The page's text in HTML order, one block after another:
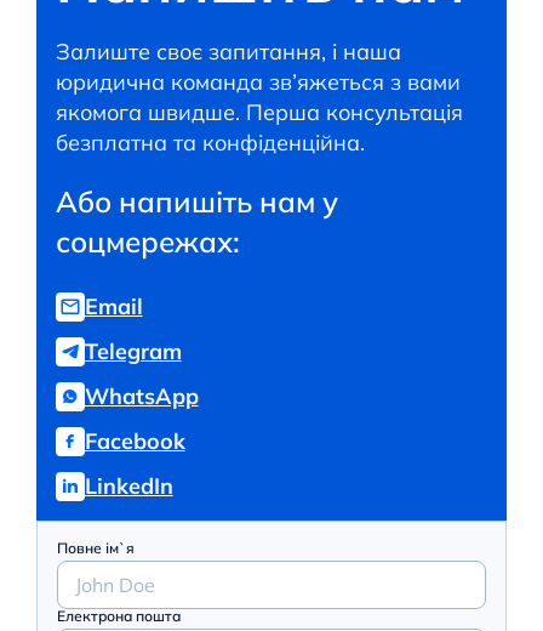
Залиште своє запитання, і наша
юридична команда зв’яжеться з вами
якомога швидше. Перша консультація
безплатна та конфіденційна.
Або напишіть нам у
соцмережах:
Email
Telegram
WhatsApp
Facebook
LinkedIn
Повне ім`я
Електрона пошта